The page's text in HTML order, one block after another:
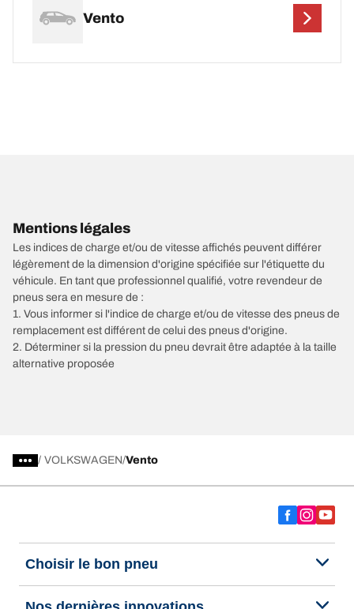
Vento
Mentions légales
Les indices de charge et/ou de vitesse affichés peuvent différer
légèrement de la dimension d'origine spécifiée sur l'étiquette du
véhicule. En tant que professionnel qualifié, votre revendeur de
pneus sera en mesure de :
1. Vous informer si l'indice de charge et/ou de vitesse des pneus de
remplacement est différent de celui des pneus d'origine.
2. Déterminer si la pression du pneu devrait être adaptée à la taille
alternative proposée
/ VOLKSWAGEN Vento
Choisir le bon pneu